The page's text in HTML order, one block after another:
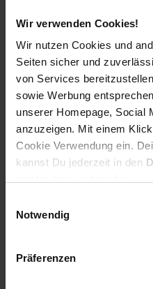
Wir verwenden Cookies!
Wir nutzen Cookies und
Seiten sicher und
von Services
sowie Werbung
unserer Homepage, Social
anzuzeigen. Mit einem
Cookie Verwendung ein.
kannst Du jederzeit in den
Notwendig
Präferenzen
Innenmaße je Schublade
Holzstärke: ca. 1,5 cm
Metallstärke: 1,5 cm
Weitere Abmessungen
Farbe
Korpus und
Beine, Griffe und
Jeder Nachtschrank
Da es sich um ein
Farbabweichungen oder